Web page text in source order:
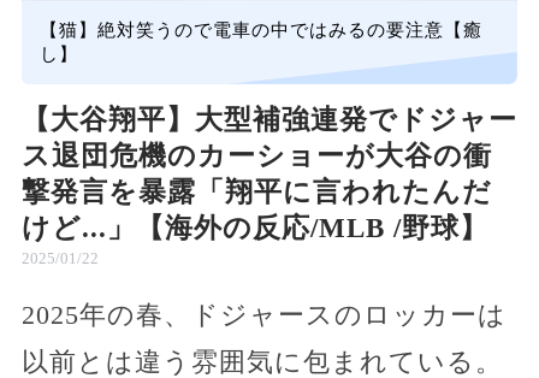
【猫】絶対笑うので電車の中ではみるの要注意【癒
し】
【大谷翔平】大型補強連発でドジャー
ス退団危機のカーショーが大谷の衝
撃発言を暴露「翔平に言われたんだ
けど...」【海外の反応/MLB /野球】
2025/01/22
2025年の春、ドジャースのロッカーは
以前とは違う雰囲気に包まれている。